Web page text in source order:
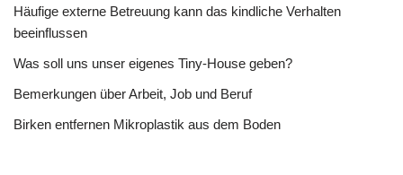
Häufige externe Betreuung kann das kindliche Verhalten
beeinflussen
Was soll uns unser eigenes Tiny-House geben?
Bemerkungen über Arbeit, Job und Beruf
Birken entfernen Mikroplastik aus dem Boden